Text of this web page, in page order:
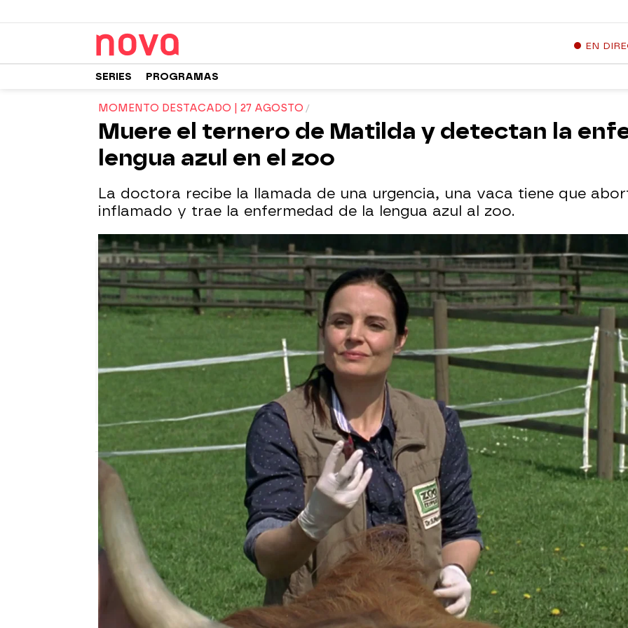
EN
SERIES PROGRAMAS
MOMENTO DESTACADO | 27 AGOSTO
Muere el ternero de Matilda y detectan la
lengua azul en el zoo
La doctora recibe la llamada de una urgencia, una vaca tiene que
inflamado y trae la enfermedad de la lengua azul al zoo.
Nova
Madrid
Publicado: 27 de agosto de 2022, 20:02
WhatsappFacebook
X
La doctora va a visitar a un tigre recién nacido, cuandorecibe
una llamada de urgencia de Connie. Matilda ha parido a su
bebe, aunque no ha podido sobrevivir. Necesita medidas
higiénicas muy estrictas y tienen que estar en cuarentena
hasta que sepan el motivo del aborto.
La vaca se ha golpeado
el vientre y sospechan que haya sido el motivo de la muerte